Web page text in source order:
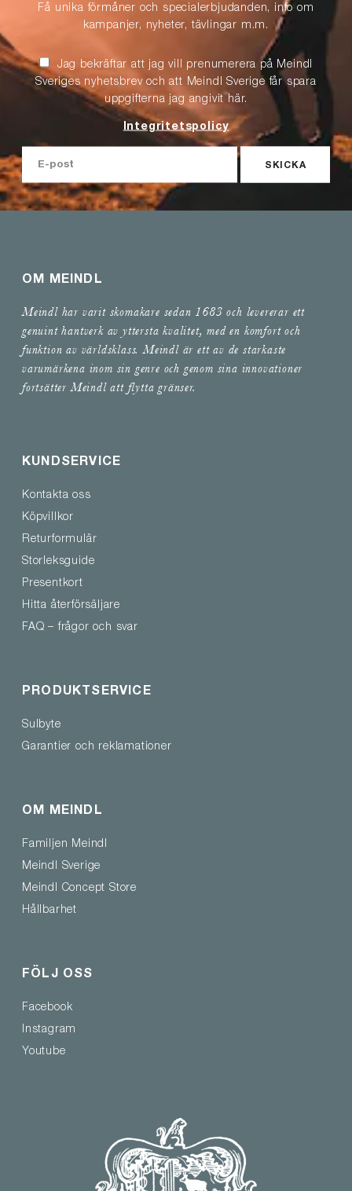
Få unika förmåner och specialerbjudanden, info om
kampanjer, nyheter, tävlingar m.m.
Jag bekräftar att jag vill prenumerera på Meindl
Sveriges nyhetsbrev och att Meindl Sverige får spara
uppgifterna jag angivit här.
Integritetspolicy
SKICKA
OM MEINDL
Meindl har varit skomakare sedan 1683 och levererar ett
genuint hantverk av yttersta kvalitet, med en komfort och
funktion av världsklass. Meindl är ett av de starkaste
varumärkena inom sin genre och genom sina innovationer
fortsätter Meindl att flytta gränser.
KUNDSERVICE
Kontakta oss
Köpvillkor
Returformulär
Storleksguide
Presentkort
Hitta återförsäljare
FAQ – frågor och svar
PRODUKTSERVICE
Sulbyte
Garantier och reklamationer
OM MEINDL
Familjen Meindl
Meindl Sverige
Meindl Concept Store
Hållbarhet
FÖLJ OSS
Facebook
Instagram
Youtube